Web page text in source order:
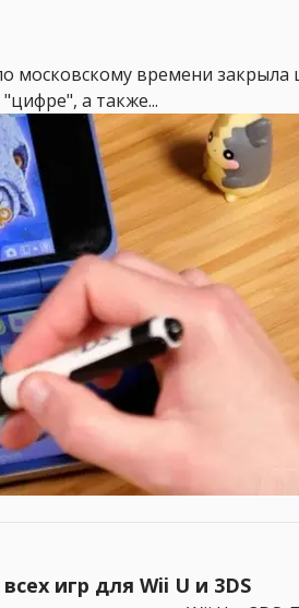
времени закрыла
а также...
игр для Wii U и 3DS